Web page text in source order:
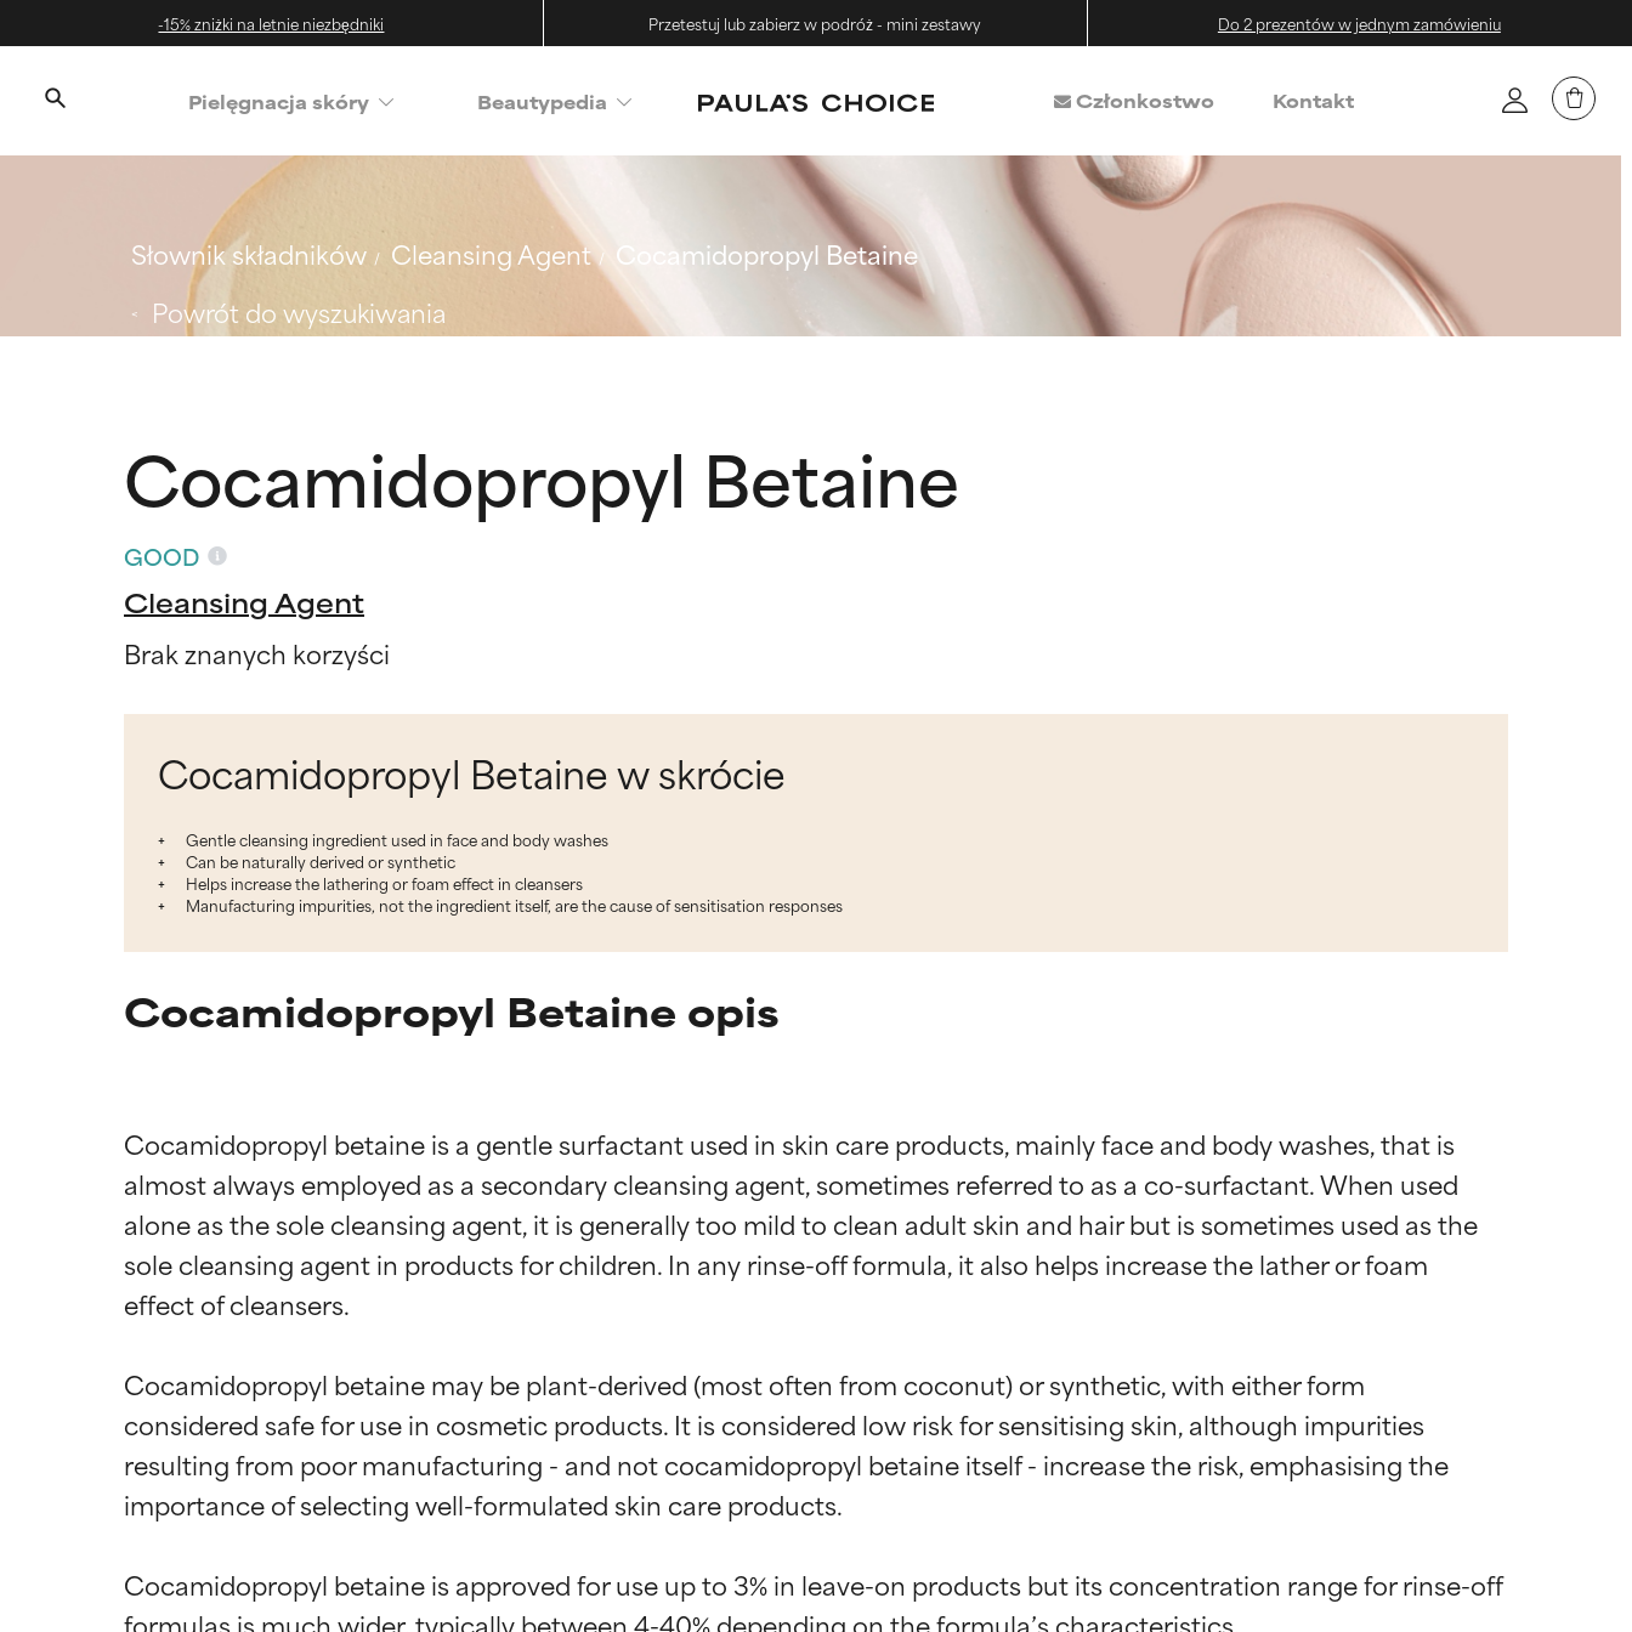
-15% zniżki na letnie niezbędniki Przetestuj lub zabierz w podróż - mini zestawy Do 2 prezentów w jednym zamówieniu
‌Pielęgnacja skóry Beautypedia Członkostwo Kontakt
Słownik składników Cleansing Agent
Cocamidopropyl Betaine
Powrót do wyszukiwania
Cocamidopropyl Betaine
GOOD
Cleansing Agent
Brak znanych korzyści
Cocamidopropyl Betaine w skrócie
Gentle cleansing ingredient used in face and body washes
Can be naturally derived or synthetic
Helps increase the lathering or foam effect in cleansers
Manufacturing impurities, not the ingredient itself, are the cause of sensitisation responses
Cocamidopropyl Betaine opis
Cocamidopropyl betaine is a gentle surfactant used in skin care products, mainly face and body washes, that is
almost always employed as a secondary cleansing agent, sometimes referred to as a co-surfactant. When used
alone as the sole cleansing agent, it is generally too mild to clean adult skin and hair but is sometimes used as the
sole cleansing agent in products for children. In any rinse-off formula, it also helps increase the lather or foam
effect of cleansers.
Cocamidopropyl betaine may be plant-derived (most often from coconut) or synthetic, with either form
considered safe for use in cosmetic products. It is considered low risk for sensitising skin, although impurities
resulting from poor manufacturing - and not cocamidopropyl betaine itself - increase the risk, emphasising the
importance of selecting well-formulated skin care products.
Cocamidopropyl betaine is approved for use up to 3% in leave-on products but its concentration range for rinse-off